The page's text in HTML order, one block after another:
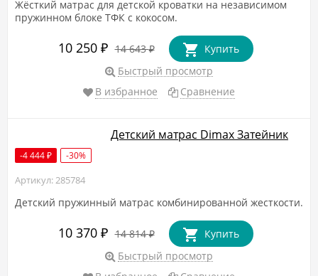
Жёсткий матрас для детской кроватки на независимом
пружинном блоке ТФК с кокосом.
10 250 ₽ 14 643₽
Купить
Быстрый просмотр
В избранное
Сравнение
Детский матрас Dimax Затейник
-4 444 ₽ -30%
Артикул: 285784
Детский пружинный матрас комбинированной жесткости.
10 370 ₽ 14 814₽
Купить
Быстрый просмотр